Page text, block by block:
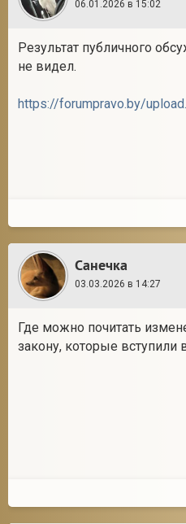
06.01.2026 в 15:02
Результат публичного
не видел.
https://forumpravo.by/
Санечка
03.03.2026 в 14:27
Где можно почитать
закону, которые вступили